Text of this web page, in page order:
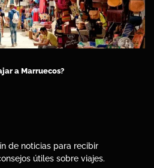
a Marruecos?
de noticias para recibir
útiles sobre viajes.